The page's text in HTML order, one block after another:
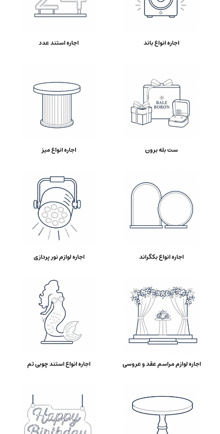
اجاره انواع باند اجاره استند عدد
ست بله برون اجاره انواع میز
اجاره انواع بکگراند اجاره لوازم نور پردازی
اجاره لوازم مراسم عقد و عروسی اجاره انواع استند چوبی تم